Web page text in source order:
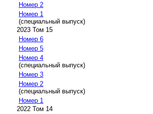
Номер 2
Номер 1
(специальный выпуск)
2023 Том 15
Номер 6
Номер 5
Номер 4
(специальный выпуск)
Номер 3
Номер 2
(специальный выпуск)
Номер 1
2022 Том 14